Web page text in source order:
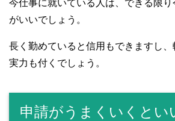
今仕事に就いている人は、できる限
がいいでしょう。
長く勤めていると信用もできますし
実力も付くでしょう。
申請がうまくいくとい